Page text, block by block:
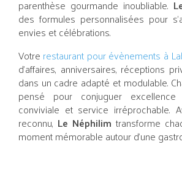
parenthèse gourmande inoubliable.
des formules personnalisées pour
envies et célébrations.
Votre restaurant pour évènements à
d’affaires, anniversaires, réceptions
dans un cadre adapté et modulable.
pensé pour conjuguer excellence
conviviale et service irréprochable.
reconnu, Le Néphilim transforme
moment mémorable autour d’une